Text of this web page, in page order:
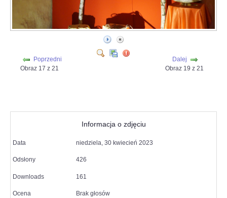
Poprzedni
Obraz 17 z 21
Dalej
Obraz 19 z 21
Informacja o zdjęciu
Data niedziela, 30 kwiecień 2023
Odsłony 426
Downloads 161
Ocena Brak głosów